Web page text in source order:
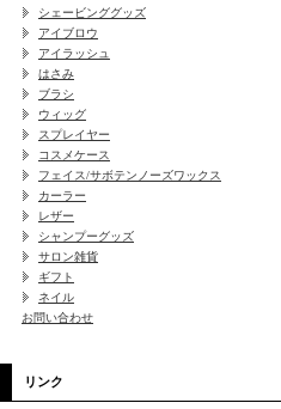
シェービンググッズ
アイブロウ
アイラッシュ
はさみ
ブラシ
ウィッグ
スプレイヤー
コスメケース
フェイス/サボテンノーズワックス
カーラー
レザー
シャンプーグッズ
サロン雑貨
ギフト
ネイル
お問い合わせ
リンク